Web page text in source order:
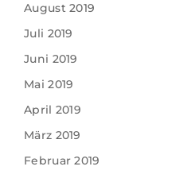
August 2019
Juli 2019
Juni 2019
Mai 2019
April 2019
März 2019
Februar 2019